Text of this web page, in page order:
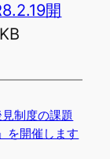
開
制度の課題
を開催します